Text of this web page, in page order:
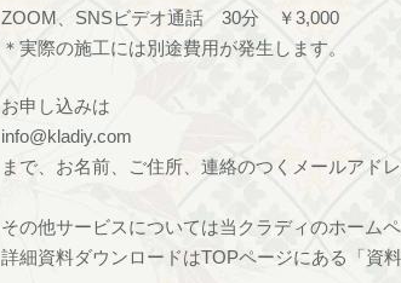
ZOOM、SNSビデオ通話 30分 ￥3,000
＊実際の施工には別途費用が発生します。
お申し込みは
info@kladiy.com
まで、お名前、ご住所、連絡のつくメールアド
その他サービスについては当クラディのホーム
詳細資料ダウンロードはTOPページにある「資